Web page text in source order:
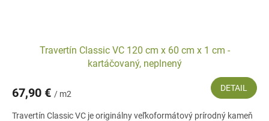
Travertín Classic VC 120 cm x 60 cm x 1 cm -
kartáčovaný, neplnený
67,90 € / m2
DETAIL
Travertín Classic VC je originálny veľkoformátový prírodný kameň